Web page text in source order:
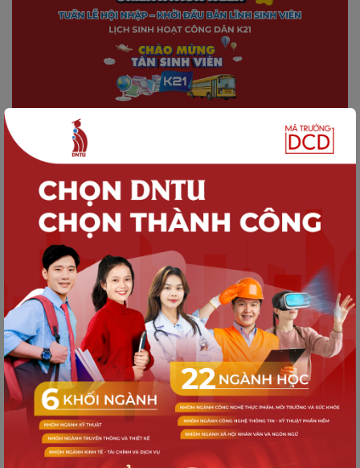
HOẠT ĐỘNG DNTU
Lịch sinh hoạt công dân K21: Tuần lễ
hội nhập – Khởi đầu bản lĩnh sinh viên